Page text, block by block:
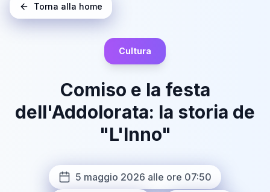
Torna alla home
Cultura
Comiso e la festa
dell'Addolorata: la storia de
"L'Inno"
5 maggio 2026 alle ore 07:50